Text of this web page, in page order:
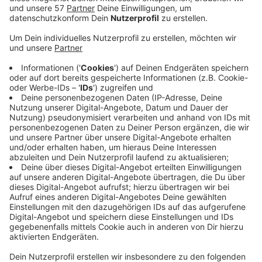
in der Ekkehardstraße nicht an falsch geparkten
Autos vorbeikam. Der Vorsitzende des
Fall auf die Tagesordnung gesetzt. Er sagte uns:
noch einmal die Kreuzungsbereiche betrachtet und
dort gegebenenfalls nachbessert. Ich kann an
dieser Stelle nur an alle appellieren, ihre Fahrzeuge
so zu parken, dass die Feuerwehr jederzeit
mögliche Brandorte erreichen kann. Es kann jeden
von uns treffen, deswegen: Parken Sie bitte mit
Bedacht, nehmen Sie lieber einen etwas weiteren
Fußweg in Kauf, statt Menschenleben zu
gefährden.“ Vor zwei Jahren hatte es einem
ähnlichen Vorfall in der Elberfelder Nordstadt
gegeben. Auch da konnte die Feuerwehr einen
Brand nicht so schnell erreichen, wie es ohne
Falschparkerinnen und Falschparker möglich
gewesen wäre.